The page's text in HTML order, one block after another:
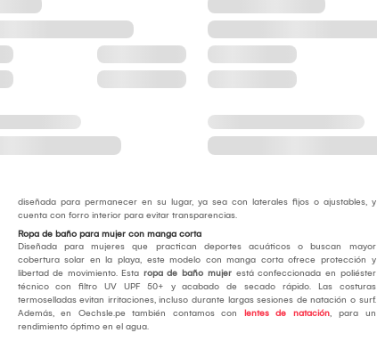
diseñada para permanecer en su lugar, ya sea con laterales fijos o ajustables, y
cuenta con forro interior para evitar transparencias.
Ropa de baño para mujer con manga corta
Diseñada para mujeres que practican deportes acuáticos o buscan mayor
cobertura solar en la playa, este modelo con manga corta ofrece protección y
libertad de movimiento. Esta ropa de baño mujer está confeccionada en poliéster
técnico con filtro UV UPF 50+ y acabado de secado rápido. Las costuras
termoselladas evitan irritaciones, incluso durante largas sesiones de natación o surf.
Además, en Oechsle.pe también contamos con
lentes de natación, para un
rendimiento óptimo en el agua.